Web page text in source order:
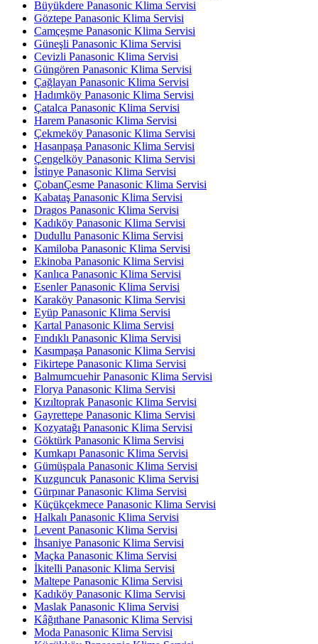
Büyükdere Panasonic Klima Servisi
Göztepe Panasonic Klima Servisi
Camçeşme Panasonic Klima Servisi
Güneşli Panasonic Klima Servisi
Cevizli Panasonic Klima Servisi
Güngören Panasonic Klima Servisi
Çağlayan Panasonic Klima Servisi
Hadımköy Panasonic Klima Servisi
Çatalca Panasonic Klima Servisi
Harem Panasonic Klima Servisi
Çekmeköy Panasonic Klima Servisi
Hasanpaşa Panasonic Klima Servisi
Çengelköy Panasonic Klima Servisi
İstinye Panasonic Klima Servisi
ÇobanÇesme Panasonic Klima Servisi
Kabataş Panasonic Klima Servisi
Dragos Panasonic Klima Servisi
Kadıköy Panasonic Klima Servisi
Dudullu Panasonic Klima Servisi
Kamiloba Panasonic Klima Servisi
Ekinoba Panasonic Klima Servisi
Kanlıca Panasonic Klima Servisi
Esenler Panasonic Klima Servisi
Karaköy Panasonic Klima Servisi
Eyüp Panasonic Klima Servisi
Kartal Panasonic Klima Servisi
Fındıklı Panasonic Klima Servisi
Kasımpaşa Panasonic Klima Servisi
Fikirtepe Panasonic Klima Servisi
Balmumcuehir Panasonic Klima Servisi
Florya Panasonic Klima Servisi
Kızıltoprak Panasonic Klima Servisi
Gayrettepe Panasonic Klima Servisi
Kozyatağı Panasonic Klima Servisi
Göktürk Panasonic Klima Servisi
Kumkapı Panasonic Klima Servisi
Gümüşpala Panasonic Klima Servisi
Kuzguncuk Panasonic Klima Servisi
Gürpınar Panasonic Klima Servisi
Küçükçekmece Panasonic Klima Servisi
Halkalı Panasonic Klima Servisi
Levent Panasonic Klima Servisi
İhsaniye Panasonic Klima Servisi
Maçka Panasonic Klima Servisi
İkitelli Panasonic Klima Servisi
Maltepe Panasonic Klima Servisi
Kadıköy Panasonic Klima Servisi
Maslak Panasonic Klima Servisi
Kâğıthane Panasonic Klima Servisi
Moda Panasonic Klima Servisi